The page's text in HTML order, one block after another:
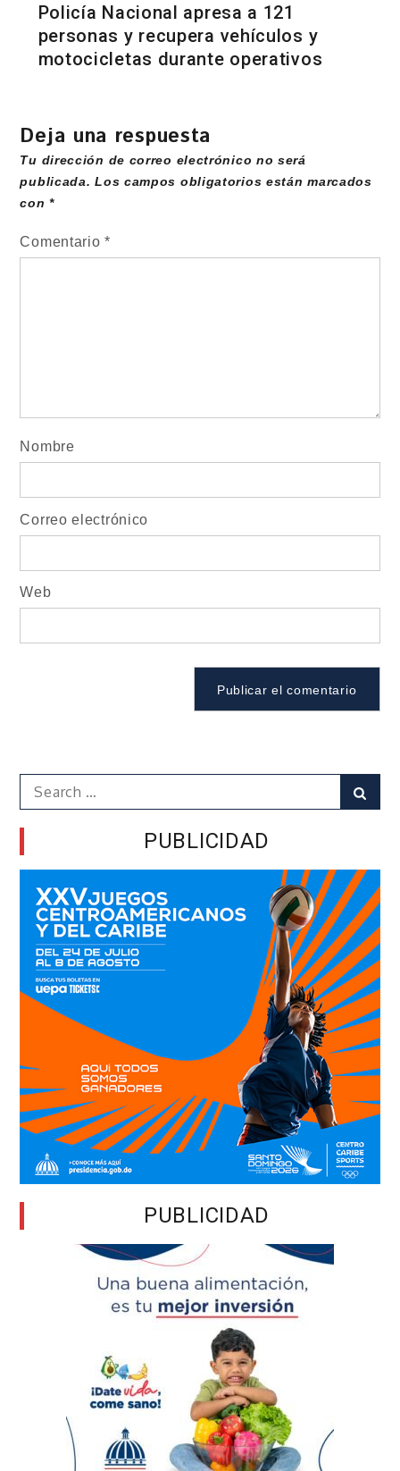
Policía Nacional apresa a 121
personas y recupera vehículos y
motocicletas durante operativos
Deja una respuesta
Tu dirección de correo electrónico no será
publicada. Los campos obligatorios están marcados
con*
Comentario*
Nombre
Correo electrónico
Web
Search
for:
PUBLICIDAD
PUBLICIDAD